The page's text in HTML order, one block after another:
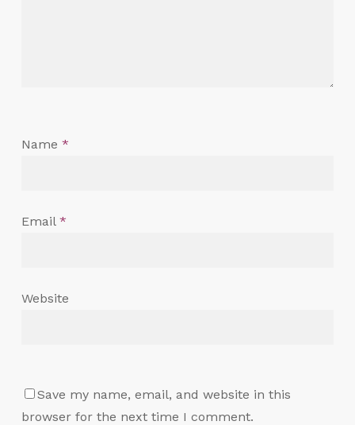
Name *
Email *
Website
Save my name, email, and website in this
browser for the next time I comment.